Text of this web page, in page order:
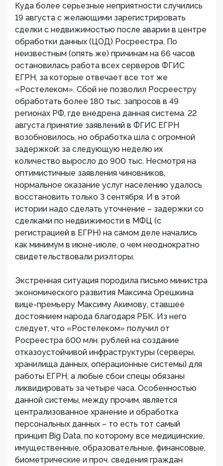
Куда более серьезные неприятности случились
19 августа с желающими зарегистрировать
сделки с недвижимостью после аварии в центре
обработки данных (ЦОД) Росреестра. По
неизвестным (опять же) причинам на 66 часов
остановилась работа всех серверов ФГИС
ЕГРН, за которые отвечает все тот же
«Ростелеком». Сбой не позволил Росреестру
обработать более 180 тыс. запросов в 49
регионах РФ, где внедрена данная система. 22
августа принятие заявлений в ФГИС ЕГРН
возобновилось, но обработка шла с огромной
задержкой: за следующую неделю их
количество выросло до 900 тыс. Несмотря на
оптимистичные заявления чиновников,
нормальное оказание услуг населению удалось
восстановить только 3 сентября. И в этой
истории надо сделать уточнение – задержки со
сделками по недвижимости в МФЦ (с
регистрацией в ЕГРН) на самом деле начались
как минимум в июне-июле, о чем неоднократно
свидетельствовали риэлторы.
Экстренная ситуация породила письмо министра
экономического развития Максима Орешкина
вице-премьеру Максиму Акимову, ставшее
достоянием народа благодаря РБК. Из него
следует, что «Ростелеком» получил от
Росреестра 600 млн. рублей на создание
отказоустойчивой инфраструктуры (серверы,
хранилища данных, операционные системы) для
работы ЕГРН, а любые сбои спецы обязаны
ликвидировать за четыре часа. Особенностью
данной системы, между прочим, является
централизованное хранение и обработка
персональных данных – то есть тот самый
принцип Big Data, по которому все медицинские,
имущественные, образовательные, финансовые,
биометрические и проч. сведения граждан